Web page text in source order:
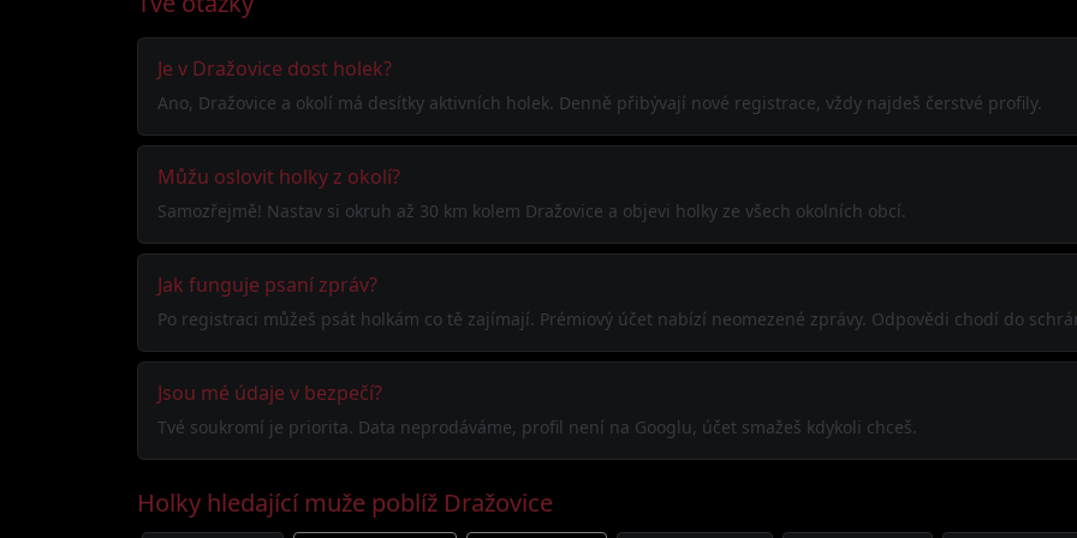
Je v Dražovice dost holek?
Ano, Dražovice a okolí má desítky aktivních holek. Denně přibývají nové registrace, vždy najdeš čerstvé profily.
Můžu oslovit holky z okolí?
Samozřejmě! Nastav si okruh až 30 km kolem Dražovice a objevi holky ze všech okolních obcí.
Jak funguje psaní zpráv?
Po registraci můžeš psát holkám co tě zajímají. Prémiový účet nabízí neomezené zprávy. Odpovědi chodí do
Jsou mé údaje v bezpečí?
Tvé soukromí je priorita. Data neprodáváme, profil není na Googlu, účet smažeš kdykoli chceš.
Holky hledající muže poblíž Dražovice